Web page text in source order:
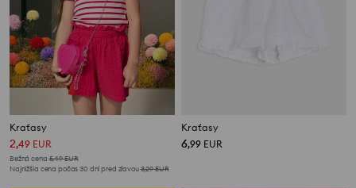
Kraťasy
2,49 EUR
Bežná cena 5,49EUR
Najnižšia cena počas 30 dní pred zľavou3,29EUR
Kraťasy
6,99 EUR